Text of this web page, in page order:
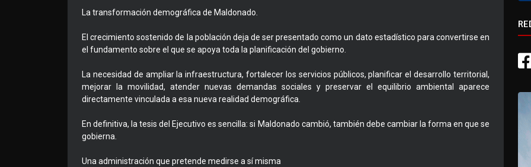
La transformación demográfica de Maldonado.
El crecimiento sostenido de la población deja de ser presentado como un dato estadístico para convertirse en
el fundamento sobre el que se apoya toda la planificación del gobierno.
La necesidad de ampliar la infraestructura, fortalecer los servicios públicos, planificar el desarrollo territorial,
mejorar la movilidad, atender nuevas demandas sociales y preservar el equilibrio ambiental aparece
directamente vinculada a esa nueva realidad demográfica.
En definitiva, la tesis del Ejecutivo es sencilla: si Maldonado cambió, también debe cambiar la forma en que se
gobierna.
Una administración que pretende medirse a sí misma